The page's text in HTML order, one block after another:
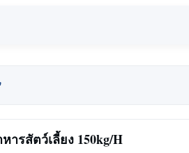
รสัตว์เลี้ยง 150kg/H